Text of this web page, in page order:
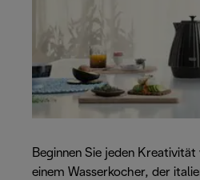
Beginnen Sie jeden
einem Wasserkocher, der